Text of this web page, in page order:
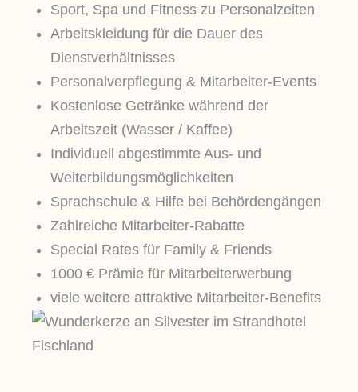
Sport, Spa und Fitness zu Personalzeiten
Arbeitskleidung für die Dauer des
Dienstverhältnisses
Personalverpflegung & Mitarbeiter-Events
Kostenlose Getränke während der
Arbeitszeit (Wasser / Kaffee)
Individuell abgestimmte Aus- und
Weiterbildungsmöglichkeiten
Sprachschule & Hilfe bei Behördengängen
Zahlreiche Mitarbeiter-Rabatte
Special Rates für Family & Friends
1000 € Prämie für Mitarbeiterwerbung
viele weitere attraktive Mitarbeiter-Benefits